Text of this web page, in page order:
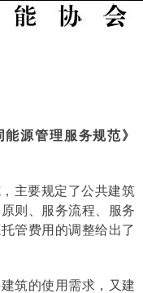
源管理服务规范》
主要规定了公共建筑
则、服务流程、服务
管费用的调整给出了
筑的使用需求，又建